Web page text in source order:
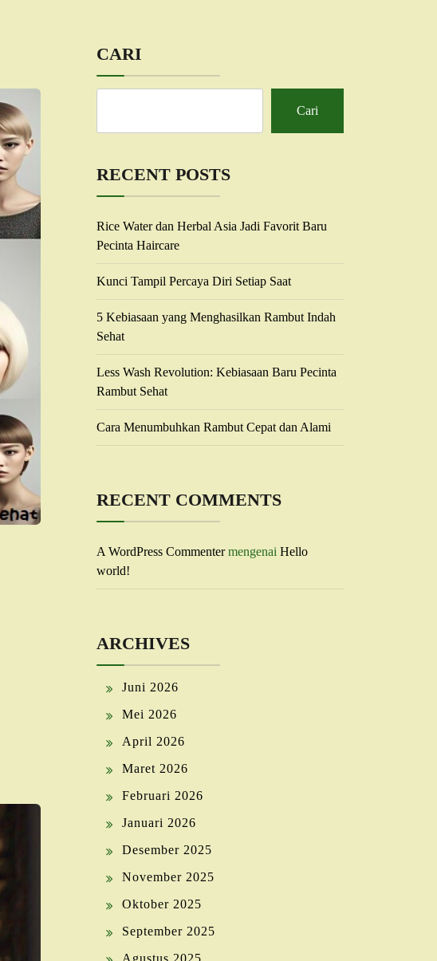
CARI
Cari
RECENT POSTS
Rice Water dan Herbal Asia Jadi Favorit Baru
Pecinta Haircare
Kunci Tampil Percaya Diri Setiap Saat
5 Kebiasaan yang Menghasilkan Rambut Indah
Sehat
Less Wash Revolution: Kebiasaan Baru Pecinta
Rambut Sehat
Cara Menumbuhkan Rambut Cepat dan Alami
RECENT COMMENTS
A WordPress Commentermengenai Hello
world!
ARCHIVES
Juni 2026
Mei 2026
April 2026
Maret 2026
Februari 2026
Januari 2026
Desember 2025
November 2025
Oktober 2025
September 2025
Agustus 2025